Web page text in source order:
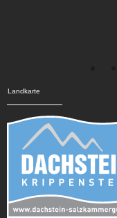
Landkarte